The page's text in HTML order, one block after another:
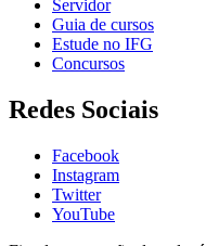
Servidor
Guia de cursos
Estude no IFG
Concursos
Redes Sociais
Facebook
Instagram
Twitter
YouTube